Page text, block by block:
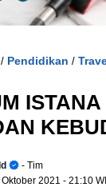
/ Pendidikan /
- Tim
Oktober 2021 - 21:10